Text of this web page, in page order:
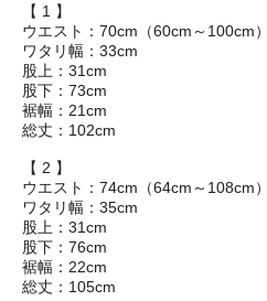
【 1 】
ウエスト：70cm（60cm～100cm）
ワタリ幅：33cm
股上：31cm
股下：73cm
裾幅：21cm
総丈：102cm
【 2 】
ウエスト：74cm（64cm～108cm）
ワタリ幅：35cm
股上：31cm
股下：76cm
裾幅：22cm
総丈：105cm